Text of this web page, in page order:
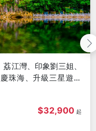
華遊、遇龍河漂流、
三姐、升級三星遊船
$38,900 起